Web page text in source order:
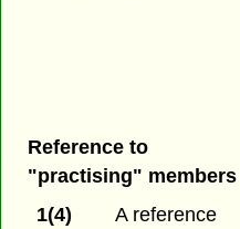
Reference to
"practising" members
1(4)
A reference